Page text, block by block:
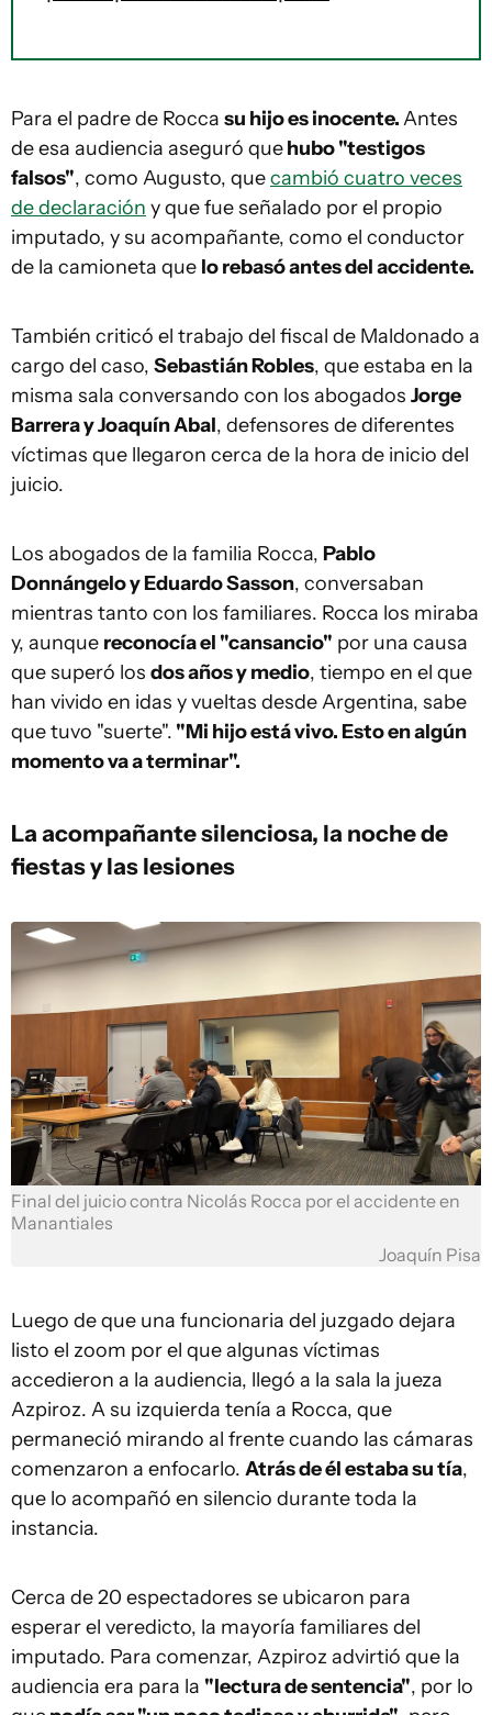
Para el padre de Rocca su hijo es inocente.Antes
de esa audiencia aseguró quehubo "testigos
falsos", como Augusto, quecambió cuatro veces
de declaración y que fue señalado por el propio
imputado, y su acompañante, como el conductor
de la camioneta que lo rebasó antes del accidente.
También criticó el trabajo del fiscal de Maldonado a
cargo del caso, Sebastián Robles, que estaba en la
misma sala conversando con los abogados Jorge
Barrera y Joaquín Abal, defensores de diferentes
víctimas que llegaron cerca de la hora de inicio del
juicio.
Los abogados de la familia Rocca, Pablo
Donnángelo y Eduardo Sasson, conversaban
mientras tanto con los familiares. Rocca los miraba
y, aunque reconocía el "cansancio" por una causa
que superó los dos años y medio, tiempo en el que
han vivido en idas y vueltas desde Argentina, sabe
que tuvo "suerte". "Mi hijo está vivo. Esto en algún
momento va a terminar".
La acompañante silenciosa, la noche de
fiestas y las lesiones
Final del juicio contra Nicolás Rocca por el accidente en
Manantiales
Joaquín Pisa
Luego de que una funcionaria del juzgado dejara
listo el zoom por el que algunas víctimas
accedieron a la audiencia, llegó a la sala la jueza
Azpiroz. A su izquierda tenía a Rocca, que
permaneció mirando al frente cuando las cámaras
comenzaron a enfocarlo. Atrás de él estaba su tía,
que lo acompañó en silencio durante toda la
instancia.
Cerca de 20 espectadores se ubicaron para
esperar el veredicto, la mayoría familiares del
imputado. Para comenzar, Azpiroz advirtió que la
audiencia era para la "lectura de sentencia", por lo